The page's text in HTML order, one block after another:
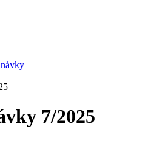
7/2025